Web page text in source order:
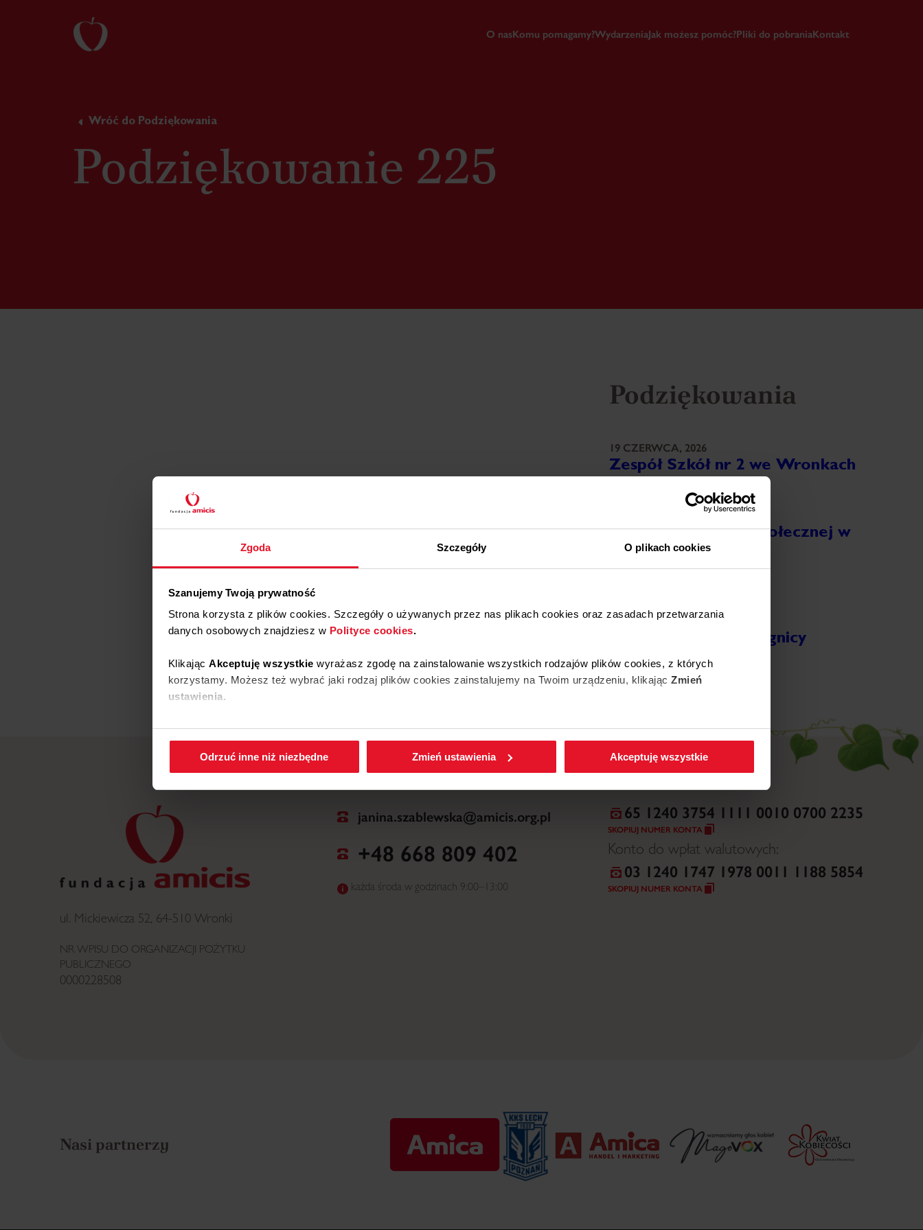
Zgoda Szczegóły O plikach cookies
Szanujemy Twoją prywatność
Strona korzysta z plików cookies. Szczegóły o używanych przez nas plikach cookies oraz zasadach przetwarzania
danych osobowych znajdziesz w Polityce cookies.
Klikając Akceptuję wszystkie wyrażasz zgodę na zainstalowanie wszystkich rodzajów plików cookies, z których
korzystamy. Możesz też wybrać jaki rodzaj plików cookies zainstalujemy na Twoim urządzeniu, klikając Zmień
ustawienia.
W każdej chwili możesz zmienić wybrane przez Ciebie ustawienia plików cookies wchodząc w zakładkęPolityka
Odrzuć inne niż niezbędne
Zmień ustawienia Akceptuję wszystkie
O nasKomu pomagamy?WydarzeniaJak możesz pomóc?Pliki do pobraniaKontakt
Wróć do Podziękowania
Podziękowanie 225
Podziękowania
19 CZERWCA, 2026
Zespół Szkół nr 2 we Wronkach
18 CZERWCA, 2026
Ośrodek Pomocy Społecznej w
Ostrorogu
Więcej
Wojewódzki Szpital
Specjalistyczny w Legnicy
Więcej
ul. Mickiewicza 52, 64-510 Wronki
NR WPISU DO ORGANIZACJI POŻYTKU
PUBLICZNEGO
0000228508
janina.szablewska@amicis.org.pl
+48 668 809 402
każda środa w godzinach 9:00–13:00
65 1240 3754 1111 0010 0700 2235
SKOPIUJ NUMER KONTA
Konto do wpłat walutowych:
03 1240 1747 1978 0011 1188 5854
SKOPIUJ NUMER KONTA
Nasi partnerzy